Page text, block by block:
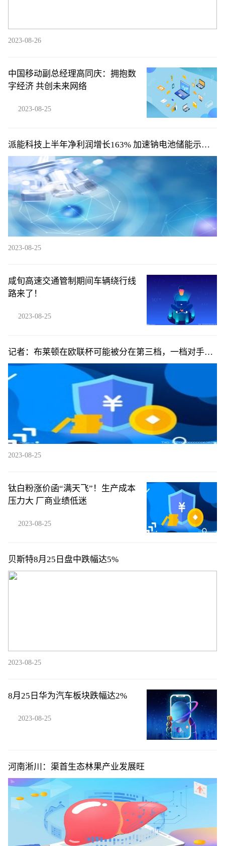
2023-08-26
中国移动副总经理高同庆：拥抱数
字经济 共创未来网络
2023-08-25
派能科技上半年净利润增长163% 加速钠电池储能示范
应用
2023-08-25
咸旬高速交通管制期间车辆绕行线
路来了！
2023-08-25
记者：布莱顿在欧联杯可能被分在第三档，一档对手包
括罗马等队
2023-08-25
钛白粉涨价函“满天飞”！生产成本
压力大 厂商业绩低迷
2023-08-25
贝斯特8月25日盘中跌幅达5%
2023-08-25
8月25日华为汽车板块跌幅达2%
2023-08-25
河南淅川：渠首生态林果产业发展旺